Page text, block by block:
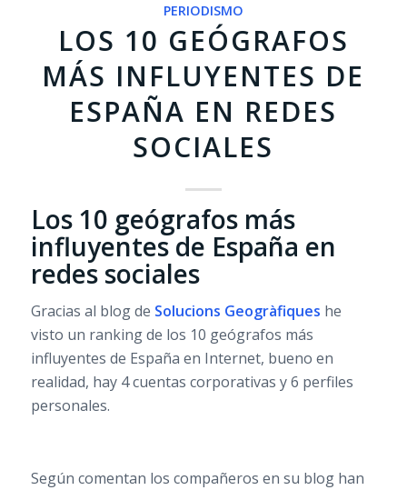
PERIODISMO
LOS 10 GEÓGRAFOS
MÁS INFLUYENTES DE
ESPAÑA EN REDES
SOCIALES
Los 10 geógrafos más
influyentes de España en
redes sociales
Gracias al blog de Solucions Geogràfiques he
visto un ranking de los 10 geógrafos más
influyentes de España en Internet, bueno en
realidad, hay 4 cuentas corporativas y 6 perfiles
personales.
Según comentan los compañeros en su blog han